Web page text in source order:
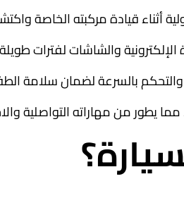
أثناء قيادة مركبته الخاصة
والشاشات لفترات
والتحكم بالسرعة لضمان سلامة
يطور من مهاراته التواصلية